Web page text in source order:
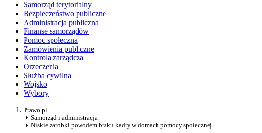
Samorząd terytorialny
Bezpieczeństwo publiczne
Administracja publiczna
Finanse samorządów
Pomoc społeczna
Zamówienia publiczne
Kontrola zarządcza
Orzeczenia
Służba cywilna
Wojsko
Wybory
Prawo.pl
Samorząd i administracja
Niskie zarobki powodem braku kadry w domach pomocy społecznej